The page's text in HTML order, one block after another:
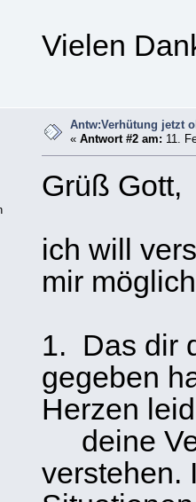
Vielen
Antw:Verhütung jetzt
«Antwort #2 am: 11.
Grüß Gott,
ich will
mir
1. Das dir
gegeben
Herzen
deine
verstehen.